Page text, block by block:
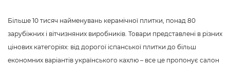
Більше 10 тисяч найменувань керамічної плитки, понад 80
зарубіжних і вітчизняних виробників. Товари представлені в різних
цінових категоріях: від дорогої іспанської плитки до більш
економних варіантів українського кахлю – все це пропонує салон